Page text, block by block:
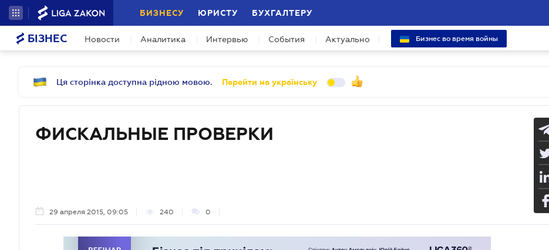
БИЗНЕСУ ЮРИСТУ БУХГАЛТЕРУ
БІЗНЕС Новости Аналитика Интервью События Актуально Бизнес во время войны
Ця сторінка доступна рідною мовою. Перейти на українську
ФИСКАЛЬНЫЕ ПРОВЕРКИ
29 апреля 2015, 09:05 240 0